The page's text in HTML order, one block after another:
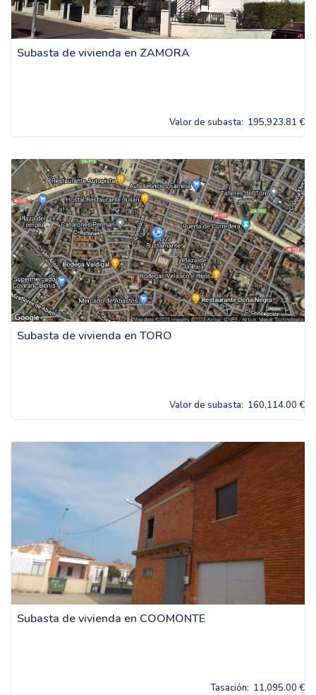
Subasta de vivienda en ZAMORA
Valor de subasta: 195,923.81 €
Subasta de vivienda en TORO
Valor de subasta: 160,114.00 €
Subasta de vivienda en COOMONTE
Tasación: 11,095.00 €